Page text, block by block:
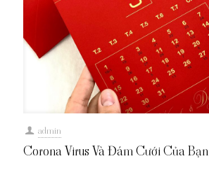
admin
Corona Virus Và Đám Cưới Của Bạn